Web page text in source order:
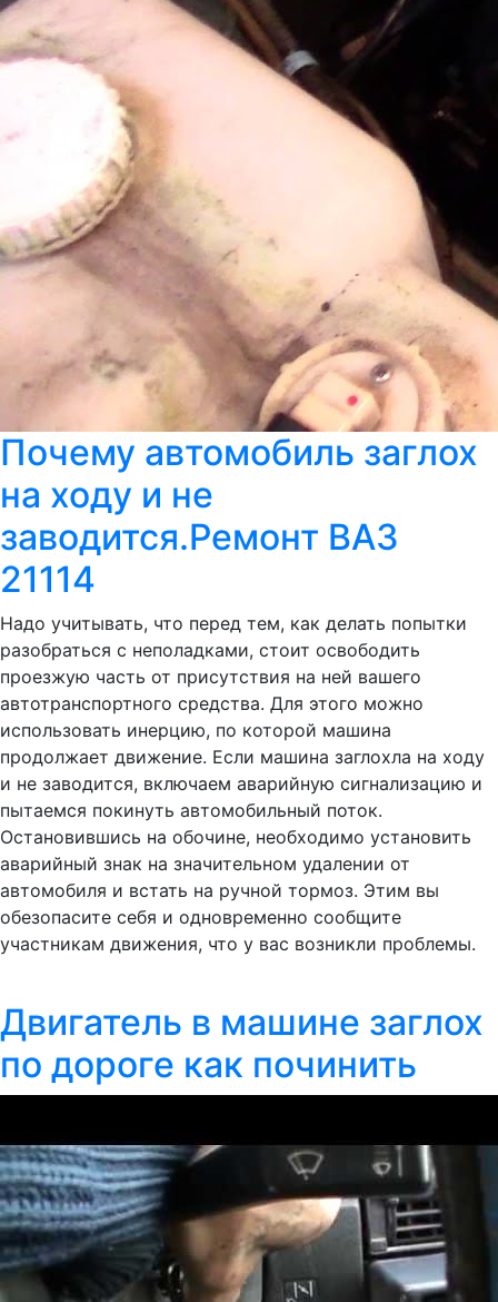
Почему автомобиль заглох
на ходу и не
заводится.Ремонт ВАЗ
21114
Надо учитывать, что перед тем, как делать попытки
разобраться с неполадками, стоит освободить
проезжую часть от присутствия на ней вашего
автотранспортного средства. Для этого можно
использовать инерцию, по которой машина
продолжает движение. Если машина заглохла на ходу
и не заводится, включаем аварийную сигнализацию и
пытаемся покинуть автомобильный поток.
Остановившись на обочине, необходимо установить
аварийный знак на значительном удалении от
автомобиля и встать на ручной тормоз. Этим вы
обезопасите себя и одновременно сообщите
участникам движения, что у вас возникли проблемы.
Двигатель в машине заглох
по дороге как починить